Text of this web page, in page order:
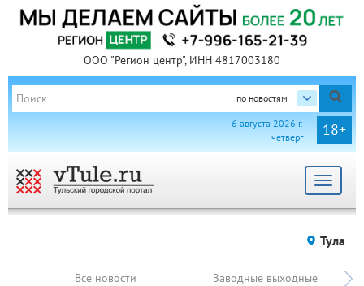
ООО "Регион центр", ИНН 4817003180
по новостям
18+
6 августа 2026 г.
четверг
Toggle
Тула
Все новости Заводные выходные